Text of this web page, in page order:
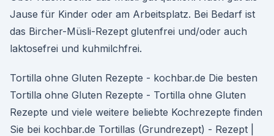
Jause für Kinder oder am Arbeitsplatz. Bei Bedarf ist
das Bircher-Müsli-Rezept glutenfrei und/oder auch
laktosefrei und kuhmilchfrei.
Tortilla ohne Gluten Rezepte - kochbar.de Die besten
Tortilla ohne Gluten Rezepte - Tortilla ohne Gluten
Rezepte und viele weitere beliebte Kochrezepte finden
Sie bei kochbar.de Tortillas (Grundrezept) - Rezept |